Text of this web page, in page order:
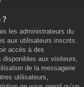
les administrateurs du
aux utilisateurs inscrits.
accès à des
aux visiteurs,
de la messagerie
utilisateurs,